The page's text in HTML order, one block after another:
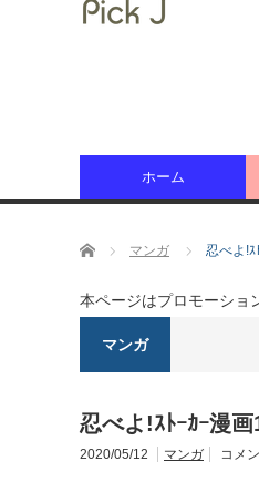
ホーム
ホーム マンガ 忍べよ!
本ページはプロモーショ
マンガ
忍べよ!ｽﾄｰｶｰ漫
2020/05/12 マンガ コメ